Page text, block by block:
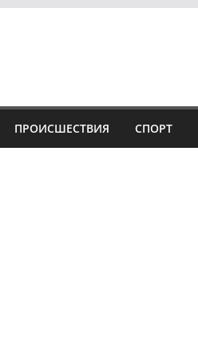
ПРОИСШЕСТВИЯ СПОРТ